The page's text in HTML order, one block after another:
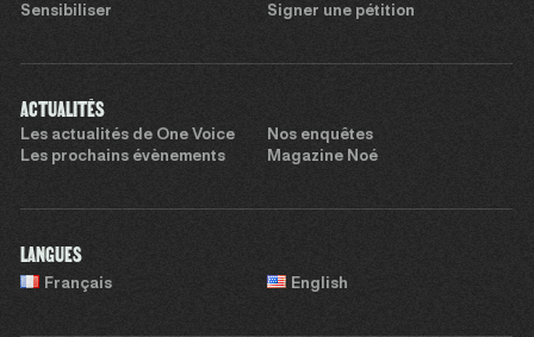
Sensibiliser
Signer une pétition
ACTUALITÉS
Les actualités de One Voice
Nos enquêtes
Les prochains évènements
Magazine Noé
LANGUES
Français English